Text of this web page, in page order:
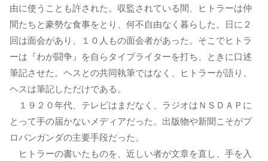
由に使うことも許された。収監されている間、ヒトラーは仲
間たちと豪勢な食事をとり、何不自由なく暮らした。日に２
回は面会があり、１０人もの面会者があった。そこでヒトラ
ーは『わが闘争』を自らタイプライターを打ち、ときに口述
筆記させた。ヘスとの共同執筆ではなく、ヒトラーが語り、
ヘスは筆記しただけである。
１９２０年代、テレビはまだなく、ラジオはＮＳＤＡＰに
とって手の届かないメディアだった。出版物や新聞こそがプ
ロパンガンダの主要手段だった。
ヒトラーの書いたものを、近しい者が文章を直し、手を入